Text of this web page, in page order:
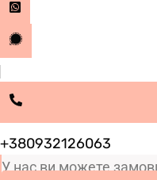
+380932126063
У нас ви можете